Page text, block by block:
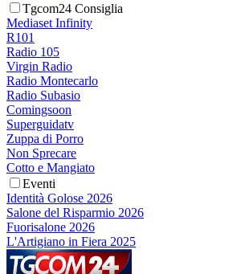
Tgcom24 Consiglia
Mediaset Infinity
R101
Radio 105
Virgin Radio
Radio Montecarlo
Radio Subasio
Comingsoon
Superguidatv
Zuppa di Porro
Non Sprecare
Cotto e Mangiato
Eventi
Identità Golose 2026
Salone del Risparmio 2026
Fuorisalone 2026
L'Artigiano in Fiera 2025